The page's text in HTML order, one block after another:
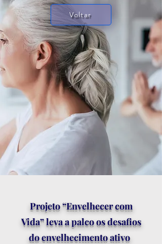
Misericórdia de Chaves
Voltar
Projeto “Envelhecer com
Vida” leva a palco os desafios
do envelhecimento ativo